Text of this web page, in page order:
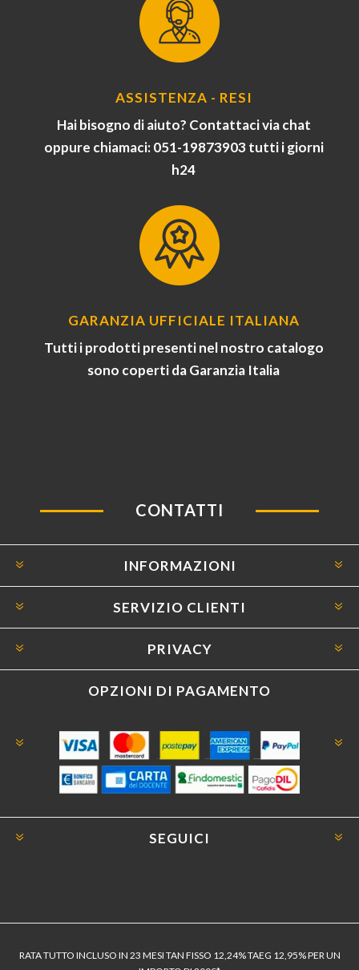
ASSISTENZA - RESI
Hai bisogno di aiuto? Contattaci via chat
oppure chiamaci: 051-19873903 tutti i giorni
h24
GARANZIA UFFICIALE ITALIANA
Tutti i prodotti presenti nel nostro catalogo
sono coperti da Garanzia Italia
CONTATTI
INFORMAZIONI
SERVIZIO CLIENTI
PRIVACY
OPZIONI DI PAGAMENTO
SEGUICI
RATA TUTTO INCLUSO IN 23 MESI TAN FISSO 12,24% TAEG 12,95% PER UN